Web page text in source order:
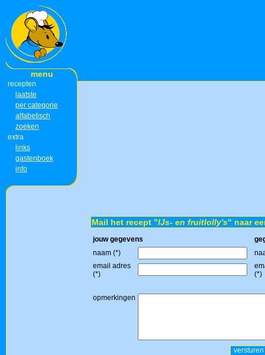
menu
recepten
laatste
per categorie
alfabetisch
zoeken
extra
links
gastenboek
info
Mail het recept "IJs- en fruitlolly's" naar
jouw gegevens
naam (*)
email adres
(*)
(*)
opmerkingen